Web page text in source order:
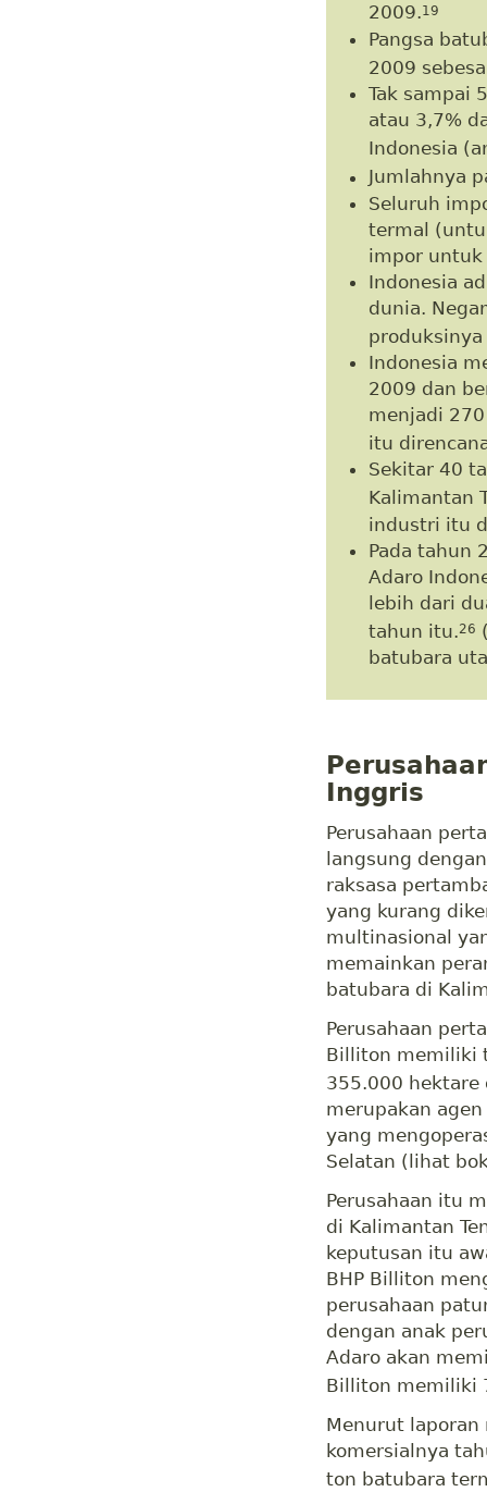
2009.19
Pangsa
2009
Tak sampai
atau 3,7%
Indonesia
Jumlahnya
Seluruh
termal
impor untuk
Indonesia
dunia.
Indonesia
2009 dan
menjadi
itu
Sekitar 40
Kalimantan
industri itu
Pada tahun
Adaro
lebih dari
tahun itu.26
batubara
Inggris
Perusahaan
langsung
raksasa
yang kurang
multinasional
memainkan
batubara di
Perusahaan
Billiton memiliki
355.000 hektare
merupakan
yang
Selatan (lihat
Perusahaan itu
di Kalimantan
keputusan itu
BHP Billiton
perusahaan
dengan anak
Adaro akan
Billiton memiliki
Menurut
komersialnya
ton batubara